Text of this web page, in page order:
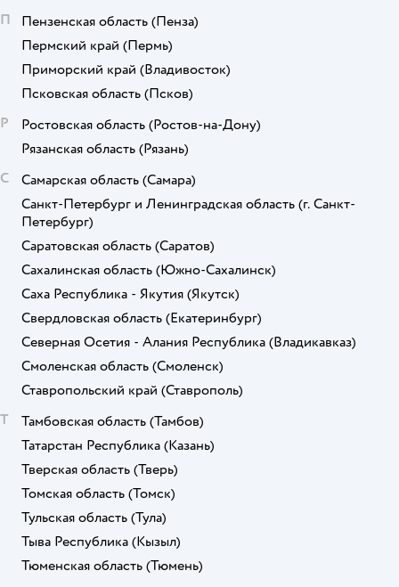
П
Пензенская область (Пенза)
Пермский край (Пермь)
Приморский край (Владивосток)
Псковская область (Псков)
Р
Ростовская область (Ростов-на-Дону)
Рязанская область (Рязань)
С
Самарская область (Самара)
Санкт-Петербург и Ленинградская область (г. Санкт-
Петербург)
Саратовская область (Саратов)
Сахалинская область (Южно-Сахалинск)
Саха Республика - Якутия (Якутск)
Свердловская область (Екатеринбург)
Северная Осетия - Алания Республика (Владикавказ)
Смоленская область (Смоленск)
Ставропольский край (Ставрополь)
Т
Тамбовская область (Тамбов)
Татарстан Республика (Казань)
Тверская область (Тверь)
Томская область (Томск)
Тульская область (Тула)
Тыва Республика (Кызыл)
Тюменская область (Тюмень)